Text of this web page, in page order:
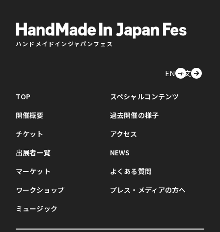
ハンドメイドインジャパンフェス
EN中文
TOP
開催概要
チケット
出展者一覧
マーケット
ワークショップ
ミュージック
スペシャルコンテンツ
過去開催の様子
アクセス
NEWS
よくある質問
プレス・メディアの方へ